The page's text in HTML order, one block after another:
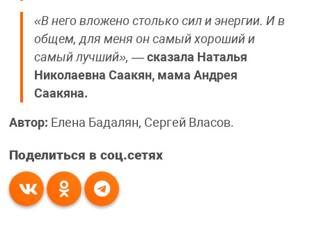
«В него вложено столько сил и энергии. И в
общем, для меня он самый хороший и
самый лучший», —сказала Наталья
Николаевна Саакян, мама Андрея
Саакяна.
Автор: Елена Бадалян, Сергей Власов.
Поделиться в соц.сетях